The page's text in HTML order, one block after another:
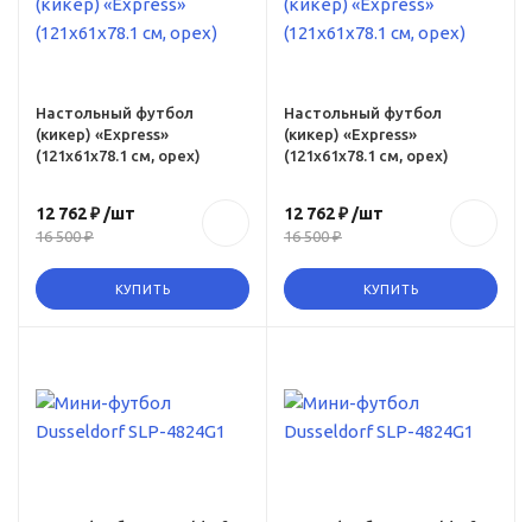
Настольный футбол
(кикер) «Express»
(121x61x78.1 см, орех)
12 762 ₽/шт
16 500 ₽
КУПИТЬ
Настольный футбол
(кикер) «Express»
(121x61x78.1 см, орех)
12 762 ₽/шт
16 500 ₽
КУПИТЬ